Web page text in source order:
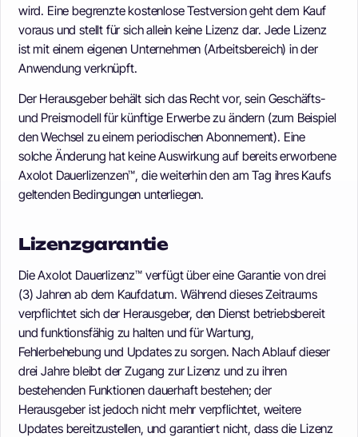
wird. Eine begrenzte kostenlose Testversion geht dem Kauf
voraus und stellt für sich allein keine Lizenz dar. Jede Lizenz
ist mit einem eigenen Unternehmen (Arbeitsbereich) in der
Anwendung verknüpft.
Der Herausgeber behält sich das Recht vor, sein Geschäfts-
und Preismodell für künftige Erwerbe zu ändern (zum Beispiel
den Wechsel zu einem periodischen Abonnement). Eine
solche Änderung hat keine Auswirkung auf bereits erworbene
Axolot Dauerlizenzen™, die weiterhin den am Tag ihres Kaufs
geltenden Bedingungen unterliegen.
Lizenzgarantie
Die Axolot Dauerlizenz™ verfügt über eine Garantie von drei
(3) Jahren ab dem Kaufdatum. Während dieses Zeitraums
verpflichtet sich der Herausgeber, den Dienst betriebsbereit
und funktionsfähig zu halten und für Wartung,
Fehlerbehebung und Updates zu sorgen. Nach Ablauf dieser
drei Jahre bleibt der Zugang zur Lizenz und zu ihren
bestehenden Funktionen dauerhaft bestehen; der
Herausgeber ist jedoch nicht mehr verpflichtet, weitere
Updates bereitzustellen, und garantiert nicht, dass die Lizenz